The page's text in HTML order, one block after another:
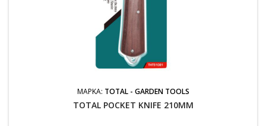
ΜΆΡΚΑ: TOTAL - GARDEN TOOLS
TOTAL POCKET KNIFE 210MM